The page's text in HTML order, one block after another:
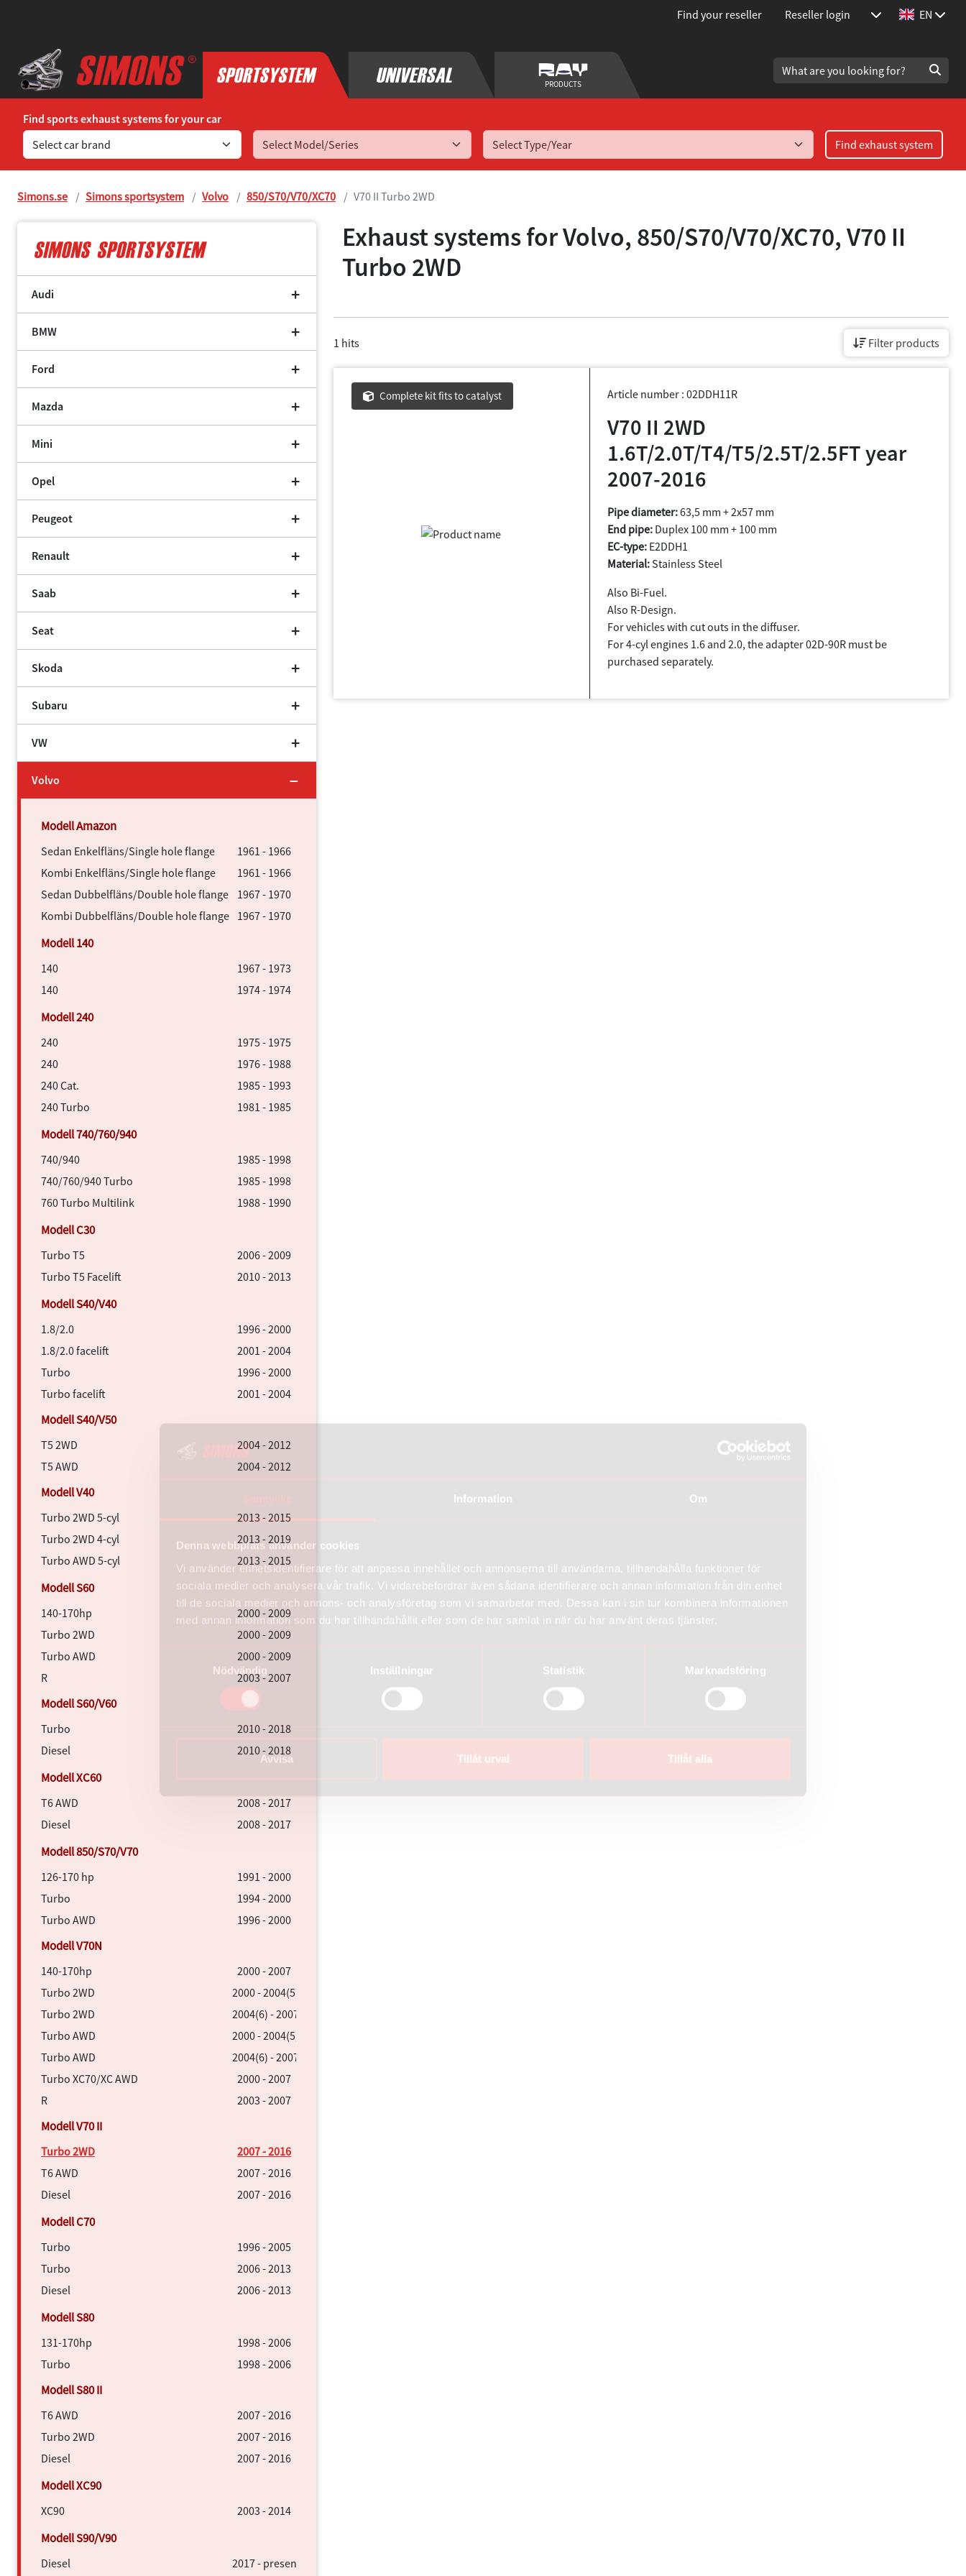
Samtycke Information Om
Denna webbplats använder cookies
Vi använder enhetsidentifierare för att anpassa innehållet och annonserna till användarna, tillhandahålla funktioner för
sociala medier och analysera vår trafik. Vi vidarebefordrar även sådana identifierare och annan information från din enhet
till de sociala medier och annons- och analysföretag som vi samarbetar med. Dessa kan i sin tur kombinera informationen
med annan information som du har tillhandahållit eller som de har samlat in när du har använt deras tjänster.
Nödvändig
Inställningar Statistik Marknadsföring
Avvisa Tillåt urval Tillåt alla
Find your reseller Reseller login EN
PRODUCTS
Find sports exhaust systems for your car
Select Type/Year
Find exhaust system
Simons.se Simons sportsystem Volvo 850/S70/V70/XC70 V70 II Turbo 2WD
Audi
BMW
Ford
Mazda
Mini
Opel
Peugeot
Renault
Saab
Seat
Skoda
Subaru
VW
Volvo
Sedan Enkelfläns/Single hole flange
1961 - 1966
Kombi Enkelfläns/Single hole flange
1961 - 1966
Sedan Dubbelfläns/Double hole flange
1967 - 1970
Kombi Dubbelfläns/Double hole flange 1967 - 1970
140
1967 - 1973
140
1974 - 1974
240
1975 - 1975
240
1976 - 1988
240 Cat.
1985 - 1993
240 Turbo
1981 - 1985
740/940
1985 - 1998
740/760/940 Turbo
1985 - 1998
760 Turbo Multilink
1988 - 1990
Turbo T5
2006 - 2009
Turbo T5 Facelift
2010 - 2013
1.8/2.0
1996 - 2000
1.8/2.0 facelift
2001 - 2004
Turbo
1996 - 2000
Turbo facelift
2001 - 2004
T5 2WD
2004 - 2012
T5 AWD
2004 - 2012
Turbo 2WD 5-cyl
2013 - 2015
Turbo 2WD 4-cyl
2013 - 2019
Turbo AWD 5-cyl
2013 - 2015
140-170hp
2000 - 2009
Turbo 2WD
2000 - 2009
Turbo AWD
2000 - 2009
R
2003 - 2007
Turbo
2010 - 2018
Diesel
2010 - 2018
T6 AWD
2008 - 2017
Diesel
2008 - 2017
126-170 hp
1991 - 2000
Turbo
1994 - 2000
Turbo AWD
1996 - 2000
140-170hp
2000 - 2007
Turbo 2WD
2000 - 2004(5)
Turbo 2WD
2004(6) - 2007
Turbo AWD
2000 - 2004(5)
Turbo AWD
2004(6) - 2007
Turbo XC70/XC AWD
2000 - 2007
R
2003 - 2007
Turbo 2WD
2007 - 2016
T6 AWD
2007 - 2016
Diesel
2007 - 2016
Turbo
1996 - 2005
Turbo
2006 - 2013
Diesel
2006 - 2013
131-170hp
1998 - 2006
Turbo
1998 - 2006
T6 AWD
2007 - 2016
Turbo 2WD
2007 - 2016
Diesel
2007 - 2016
XC90 2003 - 2014
Diesel 2017 - present
Exhaust systems forVolvo, 850/S70/V70/XC70, V70 II
Turbo 2WD
1 hits Filter products
Complete kit fits to catalyst Article number : 02DDH11R
V70 II 2WD
1.6T/2.0T/T4/T5/2.5T/2.5FT year
2007-2016
Pipe diameter:63,5 mm + 2x57 mm
End pipe:Duplex 100 mm + 100 mm
EC-type:E2DDH1
Material:Stainless Steel
Also Bi-Fuel.
Also R-Design.
For vehicles with cut outs in the diffuser.
For 4-cyl engines 1.6 and 2.0, the adapter 02D-90R must be
purchased separately.